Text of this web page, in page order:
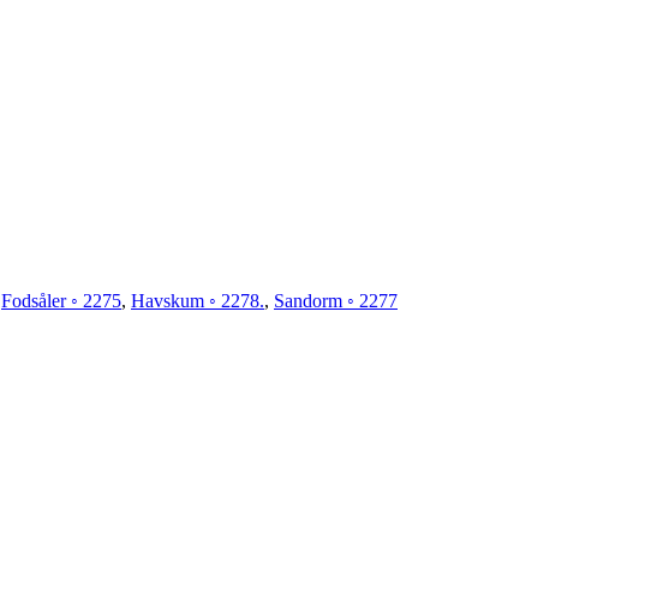
Fodsåler ◦ 2275, Havskum ◦ 2278., Sandorm ◦ 2277